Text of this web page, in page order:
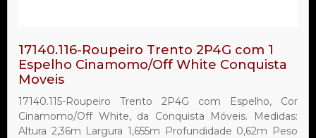
17140.116-Roupeiro Trento 2P4G com 1
Espelho Cinamomo/Off White Conquista
Moveis
17140.115-Roupeiro Trento 2P4G com Espelho, Cor
Cinamomo/Off White, da Conquista Móveis. Medidas:
Altura 2,36m Largura 1,655m Profundidade 0,62m Peso